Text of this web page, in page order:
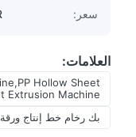
العلامات:
Hollow Sheet
Extrusion Machine
بك رخام خط إنتاج ورقة